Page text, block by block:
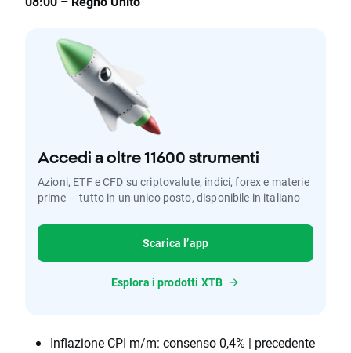
Accedi a oltre 11600 strumenti
Azioni, ETF e CFD su criptovalute, indici, forex e materie
prime — tutto in un unico posto, disponibile in italiano
Scarica l’app
Esplora i prodotti XTB
Inflazione CPI m/m: consenso 0,4% | precedente